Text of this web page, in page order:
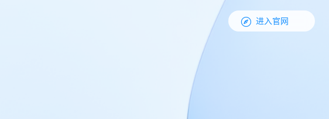
 进入官网